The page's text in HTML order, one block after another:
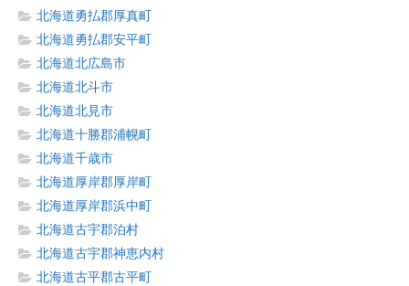
北海道勇払郡厚真町
北海道勇払郡安平町
北海道北広島市
北海道北斗市
北海道北見市
北海道十勝郡浦幌町
北海道千歳市
北海道厚岸郡厚岸町
北海道厚岸郡浜中町
北海道古宇郡泊村
北海道古宇郡神恵内村
北海道古平郡古平町